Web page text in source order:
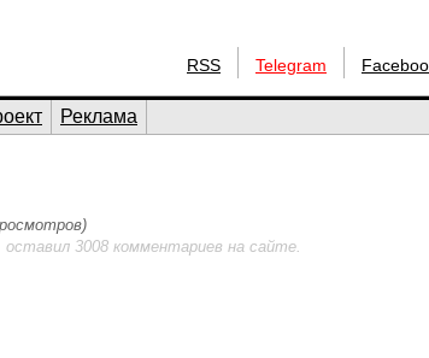
RSS Telegram
Реклама
3008 комментариев на сайте.